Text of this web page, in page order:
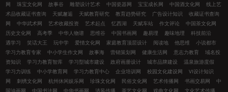
网
珠宝文化网 故事谷 雕塑设计艺术 中国瓷器网 宝宝成长网 中国酒文化网
线上艺
术品收藏证书查询
天赋邂逅 天赋教育研究 教育趋势研究 广告设计知识
收藏证书查询
网
中华武术网 艺术收藏投资 艺术起点 忆西湖 天赋车站 作文评论
中国茶文化网
历史文化网
高考季 中华人物谱 思维谷 中国书画网 趣易理 趣味地理
科技前沿
遇学习
笑话大王 玩中学 爱情文化网 家庭教育顶层设计 阅读地 他思维
小说都市
学习力教育专家
中小学生作文网 故事海 营销策划网 健康生活网 意志力教育
域名投
资知识
学习力教育智库 学习型城市建设 政府画册设计 城市品牌建设
温泉旅游度假
学习力训练
中小学教育网 学习力教育中心 企业培训网 校园文化建设网
VI设计知识
网
刺绣文化网 杭州休闲娱乐网 珍珠文化网 民俗文化网 艺术传播网 书画交易网
中